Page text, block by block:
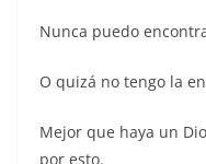
Nunca puedo
O quizá no tengo la
Mejor que haya un
por esto.